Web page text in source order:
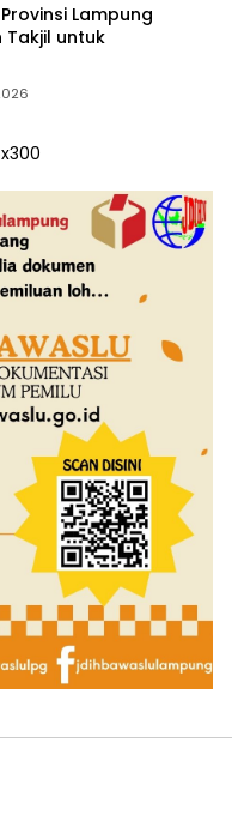
Provinsi Lampung
Takjil untuk